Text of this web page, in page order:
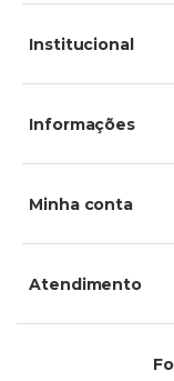
Institucional
Informações
Minha conta
Atendimento